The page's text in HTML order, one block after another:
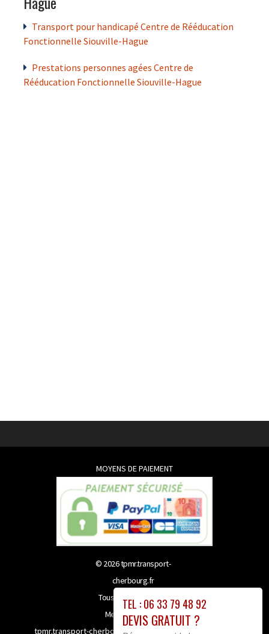
Transport pour handicapé Centre de Rééducation
Fonctionnelle Siouville-Hague
Prestations personnes agées Centre de
Rééducation Fonctionnelle Siouville-Hague
TEL : 06 33 79 48 92
DEVIS GRATUIT ?
MOYENS DE PAIEMENT
© 2026tpmr.transport-
cherbourg.fr
Tous droits réservés
Mentions légales
tpmr.transport-cherbourg.fr bénéficie de la technologie